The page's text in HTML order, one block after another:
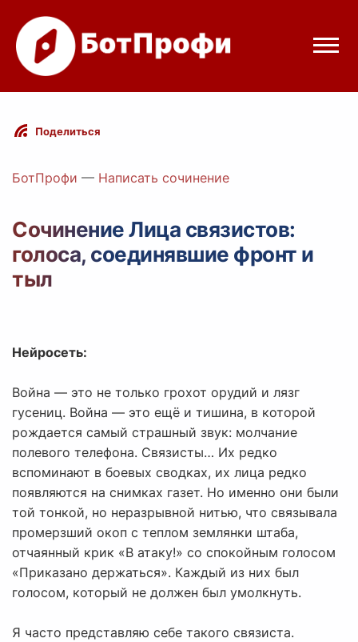
Режимы бота
Цены
Вход с Telegram
Поделиться
БотПрофи — Написать сочинение
Сочинение Лица связистов:
голоса, соединявшие фронт и
тыл
Нейросеть:
Война — это не только грохот орудий и лязг
гусениц. Война — это ещё и тишина, в которой
рождается самый страшный звук: молчание
полевого телефона. Связисты… Их редко
вспоминают в боевых сводках, их лица редко
появляются на снимках газет. Но именно они были
той тонкой, но неразрывной нитью, что связывала
промерзший окоп с теплом землянки штаба,
отчаянный крик «В атаку!» со спокойным голосом
«Приказано держаться». Каждый из них был
голосом, который не должен был умолкнуть.
Я часто представляю себе такого связиста.